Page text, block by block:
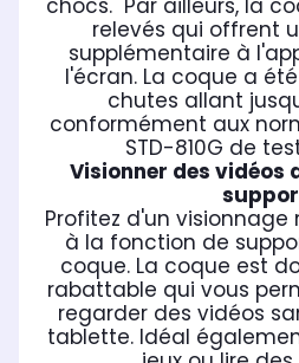
chocs. Par ailleurs, la
relevés qui offrent
supplémentaire à
l'écran. La coque a
chutes allant
conformément aux
STD-810G de
Visionner des vidéos
Profitez d'un
à la fonction de
coque. La coque est
rabattable qui vous
regarder des vidéos
tablette. Idéal